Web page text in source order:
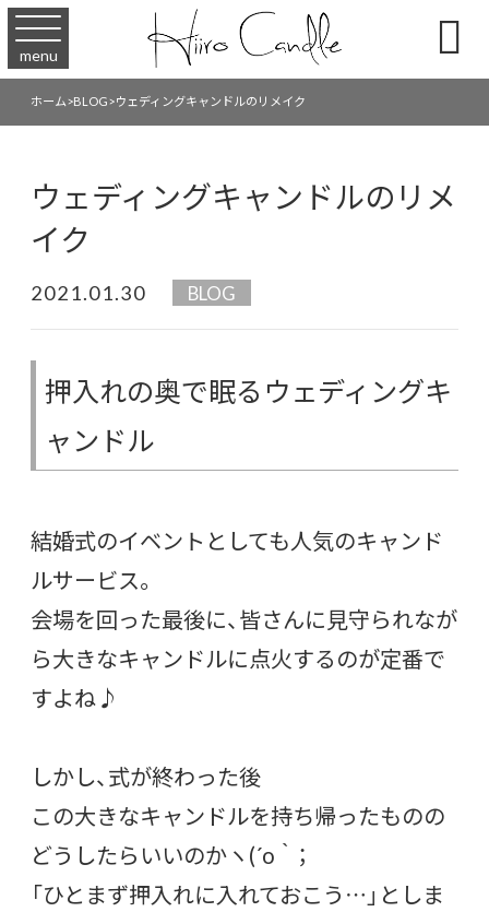
menu 
ホーム>BLOG>ウェディングキャンドルのリメイク
ウェディングキャンドルのリメ
イク
2021.01.30 BLOG
押入れの奥で眠るウェディングキ
ャンドル
結婚式のイベントとしても人気のキャンド
ルサービス。
会場を回った最後に、皆さんに見守られなが
ら大きなキャンドルに点火するのが定番で
すよね♪
しかし、式が終わった後
この大きなキャンドルを持ち帰ったものの
どうしたらいいのかヽ(´o｀；
「ひとまず押入れに入れておこう…」としま